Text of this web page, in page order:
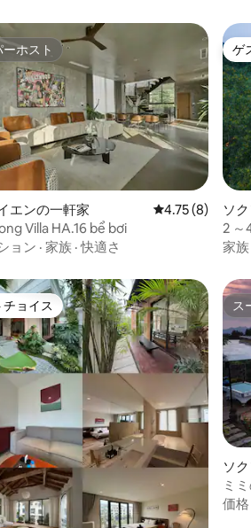
中5.0つ星の平均評価
ホスト
ホスト
エンの一軒家 レビュー8件、5
4.75 (8)
Villa HA.16 bể bơi
ョン · 家族 ·快適さ
ゲ
ゲ
ソ
2 ～
家族
中4.77つ星の平均評価
ョイス
ョイス ス
ス
ソ
ミ
価格